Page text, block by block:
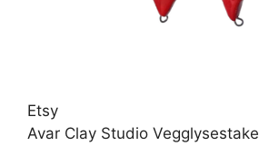
Etsy
Avar Clay Studio Vegglysestake